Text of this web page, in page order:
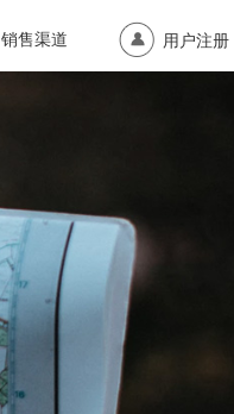
销售渠道 用户注册